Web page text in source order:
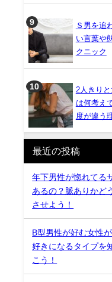
Ｓ男を追
い言葉や
クニック
2人きり
は何考え
度が違う
最近の投稿
年下男性が惚れてる
あるの？脈ありかど
させよう！
B型男性が好む女性
好きになるタイプを
こう！